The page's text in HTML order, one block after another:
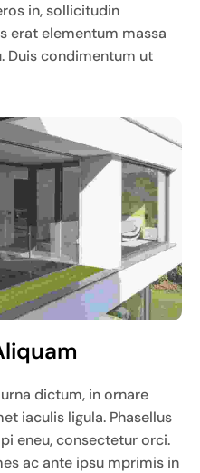
in, sollicitudin
erat elementum massa
Duis condimentum ut
dictum, in ornare
iaculis ligula. Phasellus
eneu, consectetur orci.
ac ante ipsu mprimis in